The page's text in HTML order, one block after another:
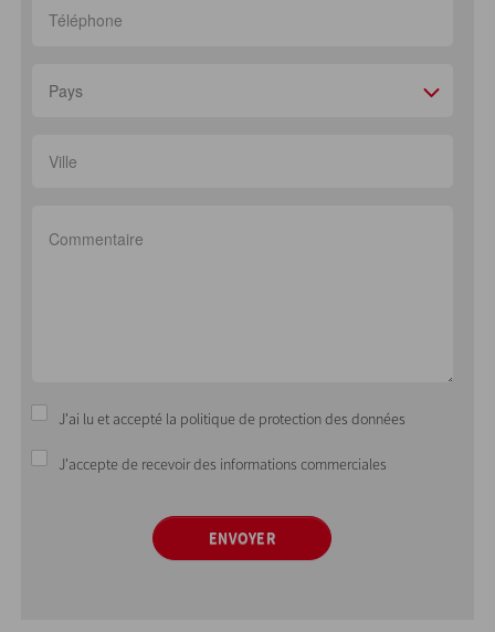
Pays
J'ai lu et accepté la politique de protection des données
J'accepte de recevoir des informations commerciales
ENVOYER